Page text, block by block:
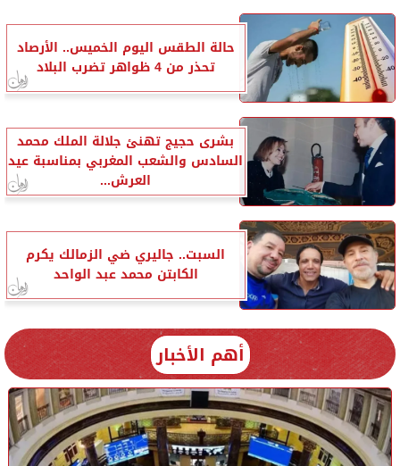
حالة الطقس اليوم الخميس.. الأرصاد
تحذر من 4 ظواهر تضرب البلاد
بشرى حجيج تهنئ جلالة الملك محمد
السادس والشعب المغربي بمناسبة عيد
العرش...
السبت.. جاليري ضي الزمالك يكرم
الكابتن محمد عبد الواحد
أهم الأخبار